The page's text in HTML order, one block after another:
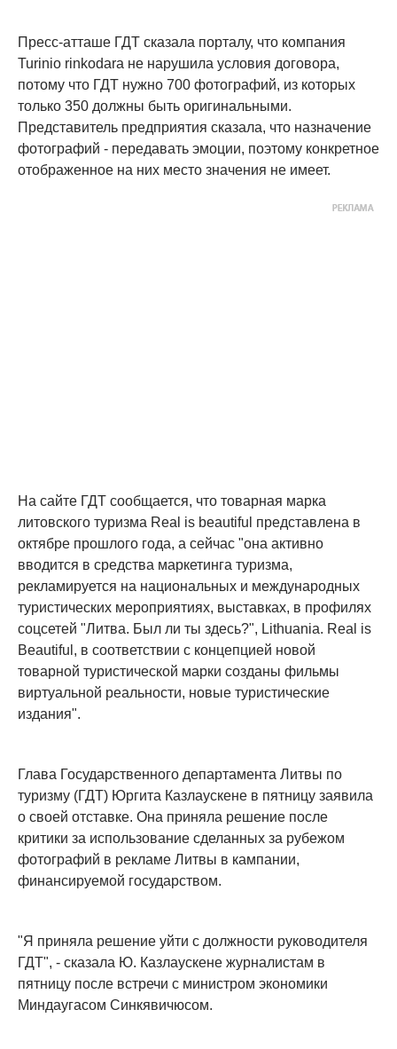
Пресс-атташе ГДТ сказала порталу, что компания
Turinio rinkodara не нарушила условия договора,
потому что ГДТ нужно 700 фотографий, из которых
только 350 должны быть оригинальными.
Представитель предприятия сказала, что назначение
фотографий - передавать эмоции, поэтому конкретное
отображенное на них место значения не имеет.
На сайте ГДТ сообщается, что товарная марка
литовского туризма Real is beautiful представлена в
октябре прошлого года, а сейчас "она активно
вводится в средства маркетинга туризма,
рекламируется на национальных и международных
туристических мероприятиях, выставках, в профилях
соцсетей "Литва. Был ли ты здесь?", Lithuania. Real is
Beautiful, в соответствии с концепцией новой
товарной туристической марки созданы фильмы
виртуальной реальности, новые туристические
издания".
Глава Государственного департамента Литвы по
туризму (ГДТ) Юргита Казлаускене в пятницу заявила
о своей отставке. Она приняла решение после
критики за использование сделанных за рубежом
фотографий в рекламе Литвы в кампании,
финансируемой государством.
"Я приняла решение уйти с должности руководителя
ГДТ", - сказала Ю. Казлаускене журналистам в
пятницу после встречи с министром экономики
Миндаугасом Синкявичюсом.